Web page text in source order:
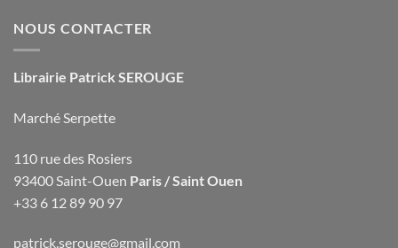
NOUS CONTACTER
Librairie Patrick SEROUGE
Marché Serpette
110 rue des Rosiers
93400 Saint-Ouen Paris / Saint Ouen
+33 6 12 89 90 97
patrick.serouge@gmail.com